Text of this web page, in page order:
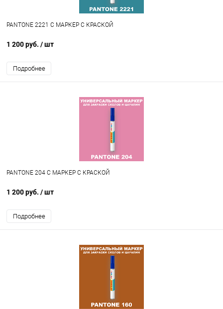
PANTONE 2221 C МАРКЕР С КРАСКОЙ
1 200 руб. / шт
Подробнее
PANTONE 204 C МАРКЕР С КРАСКОЙ
1 200 руб. / шт
Подробнее